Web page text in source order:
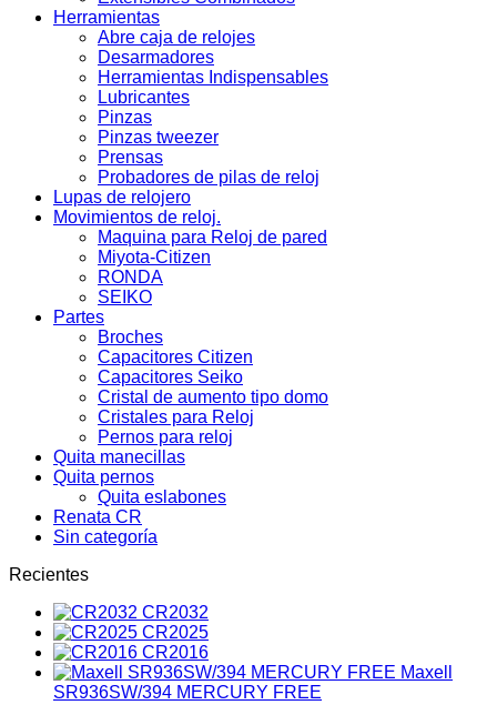
Herramientas
Abre caja de relojes
Desarmadores
Herramientas Indispensables
Lubricantes
Pinzas
Pinzas tweezer
Prensas
Probadores de pilas de reloj
Lupas de relojero
Movimientos de reloj.
Maquina para Reloj de pared
Miyota-Citizen
RONDA
SEIKO
Partes
Broches
Capacitores Citizen
Capacitores Seiko
Cristal de aumento tipo domo
Cristales para Reloj
Pernos para reloj
Quita manecillas
Quita pernos
Quita eslabones
Renata CR
Sin categoría
Recientes
CR2032
CR2025
CR2016
Maxell
SR936SW/394 MERCURY FREE